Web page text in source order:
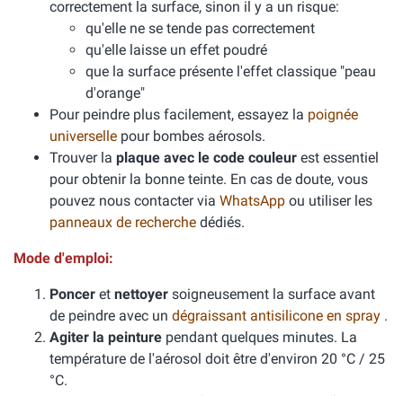
correctement la surface, sinon il y a un risque:
qu'elle ne se tende pas correctement
qu'elle laisse un effet poudré
que la surface présente l'effet classique "peau
d'orange"
Pour peindre plus facilement, essayez la poignée
universelle pour bombes aérosols.
Trouver la plaque avec le code couleur est essentiel
pour obtenir la bonne teinte. En cas de doute, vous
pouvez nous contacter via WhatsApp ou utiliser les
panneaux de recherche dédiés.
Mode d'emploi:
Poncer et nettoyer soigneusement la surface avant
de peindre avec un dégraissant antisilicone en spray .
Agiter la peinture pendant quelques minutes. La
température de l'aérosol doit être d'environ 20 °C / 25
°C.